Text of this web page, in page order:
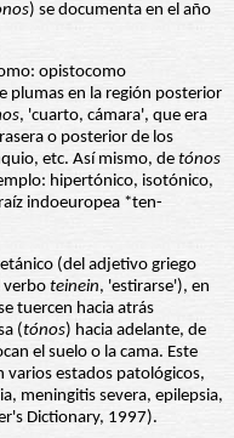
) se documenta en el año
opistocomo
plumas en la región posterior
, 'cuarto, cámara', que era
o posterior de los
etc. Así mismo, de tónos
hipertónico, isotónico,
indoeuropea *ten-
(del adjetivo griego
verbo teinein, 'estirarse'), en
tuercen hacia atrás
(tónos) hacia adelante, de
el suelo o la cama. Este
varios estados patológicos,
meningitis severa, epilepsia,
Dictionary, 1997).